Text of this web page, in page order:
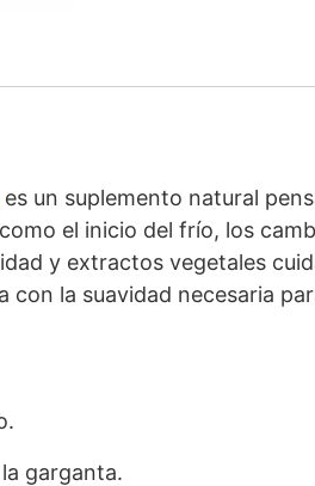
es un suplemento natural
el inicio del frío, los
y extractos vegetales
con la suavidad necesaria
garganta.